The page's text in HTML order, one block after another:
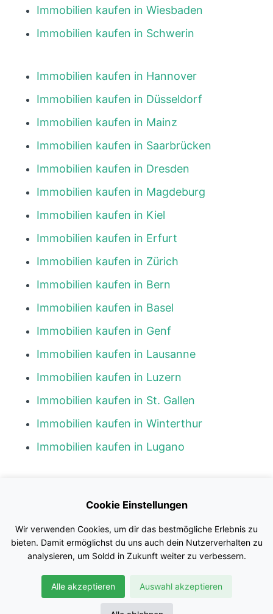
Immobilien kaufen in Wiesbaden
Immobilien kaufen in Schwerin
Immobilien kaufen in Hannover
Immobilien kaufen in Düsseldorf
Immobilien kaufen in Mainz
Immobilien kaufen in Saarbrücken
Immobilien kaufen in Dresden
Immobilien kaufen in Magdeburg
Immobilien kaufen in Kiel
Immobilien kaufen in Erfurt
Immobilien kaufen in Zürich
Immobilien kaufen in Bern
Immobilien kaufen in Basel
Immobilien kaufen in Genf
Immobilien kaufen in Lausanne
Immobilien kaufen in Luzern
Immobilien kaufen in St. Gallen
Immobilien kaufen in Winterthur
Immobilien kaufen in Lugano
Impressum
Nutzungsbedingungen
Datenschutz
© Soldd GmbH
Cookie Einstellungen
Wir verwenden Cookies, um dir das bestmögliche Erlebnis zu
bieten. Damit ermöglichst du uns auch dein Nutzerverhalten zu
analysieren, um Soldd in Zukunft weiter zu verbessern.
Alle akzeptieren Auswahl akzeptieren